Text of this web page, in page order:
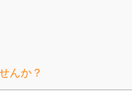
んか？